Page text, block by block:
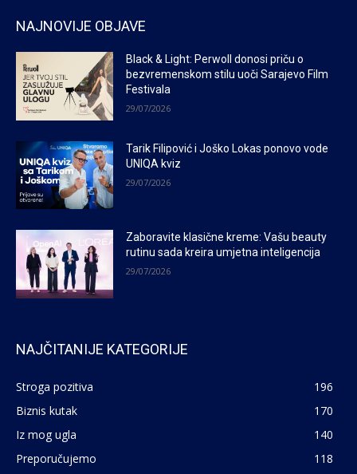
NAJNOVIJE OBJAVE
Black & Light: Perwoll donosi priču o
bezvremenskom stilu uoči Sarajevo Film
Festivala
29/07/2026
Tarik Filipović i Joško Lokas ponovo vode
UNIQA kviz
29/07/2026
Zaboravite klasične kreme: Vašu beauty
rutinu sada kreira umjetna inteligencija
29/07/2026
NAJČITANIJE KATEGORIJE
Stroga pozitiva
196
Biznis kutak
170
Iz mog ugla
140
Preporučujemo
118